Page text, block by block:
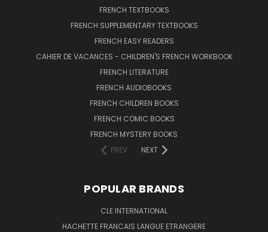
FRENCH TEXTBOOKS
FRENCH SUPPLEMENTARY TEXTBOOKS
FRENCH EASY READERS
CAHIER DE VACANCES - CHILDREN'S FRENCH WORKBOOK
FRENCH LITERATURE
FRENCH AUDIOBOOKS
FRENCH CHILDREN BOOKS
FRENCH COMIC BOOKS
FRENCH MYSTERY BOOKS
PREV
NEXT
POPULAR BRANDS
CLE INTERNATIONAL
HACHETTE FRANCAIS LANGUE ETRANGERE